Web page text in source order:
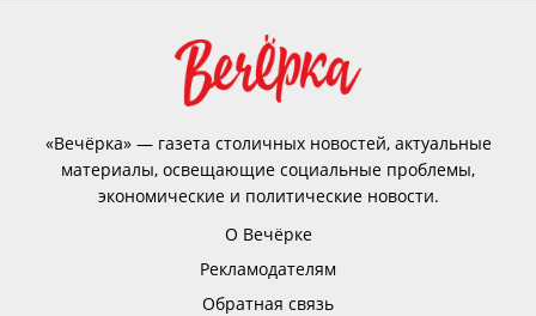
«Вечёрка» — газета столичных новостей, актуальные
материалы, освещающие социальные проблемы,
экономические и политические новости.
О Вечёрке
Рекламодателям
Обратная связь